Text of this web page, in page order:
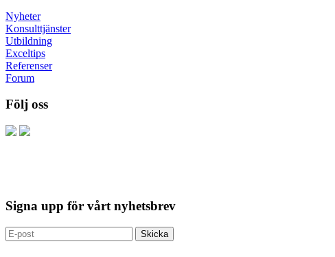
Nyheter
Konsulttjänster
Utbildning
Exceltips
Referenser
Forum
Följ oss
Signa upp för vårt nyhetsbrev